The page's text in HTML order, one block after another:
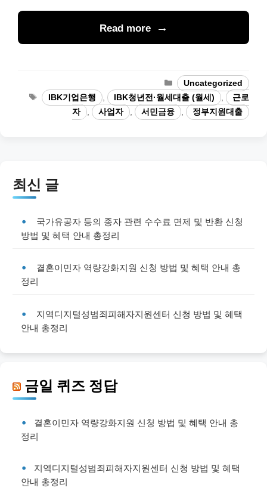
Read more
Categories
Uncategorized
TagsIBK기업은행 IBK청년전·월세대출 (월세)
근로
자
사업자 서민금융 정부지원대출
최신 글
국가유공자 등의 종자 관련 수수료 면제 및 반환 신청
방법 및 혜택 안내 총정리
결혼이민자 역량강화지원 신청 방법 및 혜택 안내 총
정리
지역디지털성범죄피해자지원센터 신청 방법 및 혜택
안내 총정리
금일 퀴즈 정답
결혼이민자 역량강화지원 신청 방법 및 혜택 안내 총
정리
지역디지털성범죄피해자지원센터 신청 방법 및 혜택
안내 총정리